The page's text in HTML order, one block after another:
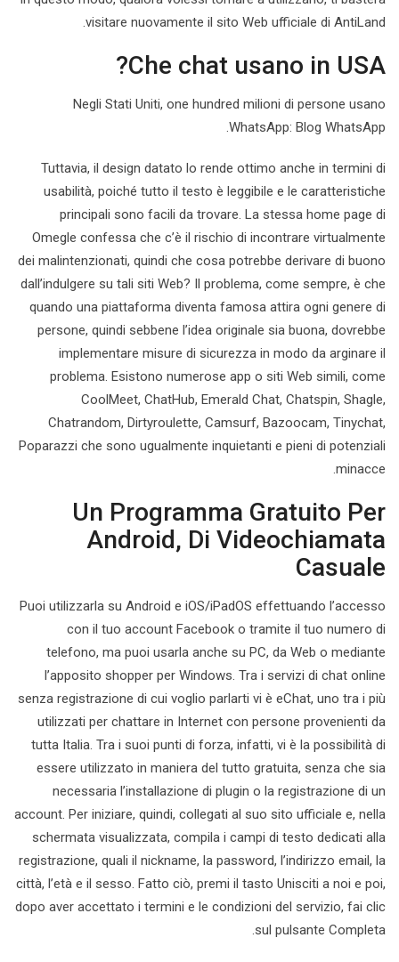
visitare nuovamente il sito Web ufficiale di AntiLand.
Che chat usano in USA?
Negli Stati Uniti, one hundred milioni di persone usano
WhatsApp: Blog WhatsApp.
Tuttavia, il design datato lo rende ottimo anche in termini di
usabilità, poiché tutto il testo è leggibile e le caratteristiche
principali sono facili da trovare. La stessa home page di
Omegle confessa che c’è il rischio di incontrare virtualmente
dei malintenzionati, quindi che cosa potrebbe derivare di buono
dall’indulgere su tali siti Web? Il problema, come sempre, è che
quando una piattaforma diventa famosa attira ogni genere di
persone, quindi sebbene l’idea originale sia buona, dovrebbe
implementare misure di sicurezza in modo da arginare il
problema. Esistono numerose app o siti Web simili, come
CoolMeet, ChatHub, Emerald Chat, Chatspin, Shagle,
Chatrandom, Dirtyroulette, Camsurf, Bazoocam, Tinychat,
Poparazzi che sono ugualmente inquietanti e pieni di potenziali
minacce.
Un Programma Gratuito Per
Android, Di Videochiamata
Casuale
Puoi utilizzarla su Android e iOS/iPadOS effettuando l’accesso
con il tuo account Facebook o tramite il tuo numero di
telefono, ma puoi usarla anche su PC, da Web o mediante
l’apposito shopper per Windows. Tra i servizi di chat online
senza registrazione di cui voglio parlarti vi è eChat, uno tra i più
utilizzati per chattare in Internet con persone provenienti da
tutta Italia. Tra i suoi punti di forza, infatti, vi è la possibilità di
essere utilizzato in maniera del tutto gratuita, senza che sia
necessaria l’installazione di plugin o la registrazione di un
account. Per iniziare, quindi, collegati al suo sito ufficiale e, nella
schermata visualizzata, compila i campi di testo dedicati alla
registrazione, quali il nickname, la password, l’indirizzo email, la
città, l’età e il sesso. Fatto ciò, premi il tasto Unisciti a noi e poi,
dopo aver accettato i termini e le condizioni del servizio, fai clic
sul pulsante Completa.